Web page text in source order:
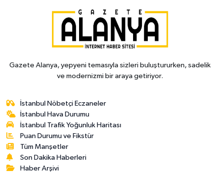
Gazete Alanya, yepyeni temasıyla sizleri buluştururken, sadelik
ve modernizmi bir araya getiriyor.
İstanbul Nöbetçi Eczaneler
İstanbul Hava Durumu
İstanbul Trafik Yoğunluk Haritası
Puan Durumu ve Fikstür
Tüm Manşetler
Son Dakika Haberleri
Haber Arşivi